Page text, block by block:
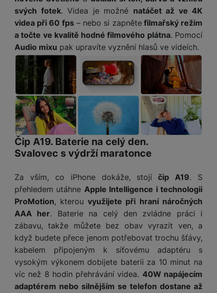
Tyto cookies nám umožňují měření výkonu našeho webu i
našich reklamních kampaní. Jejich pomocí určujeme počet
návštěv a zdroje návštěv našich internetových stránek. Data
získaná pomocí těchto cookies zpracováváme souhrnně a
anonymně, takže nejsme schopni identifikovat konkrétní
uživatele našeho webu.
Marketingové
Marketingové -abychom vás neobtěžovali nevhodnou
reklamou.
Povoleno
Marketingové cookies používáme my nebo naši partneři,
abychom vám mohli zobrazit vhodné obsahy nebo reklamy jak
na našich stránkách, tak na stránkách třetích stran.
n
st
ví
v
a
v
a
č
ů
m
v
l
d
a
H
e
r
n
í
sl
u
h
á
a
H
e
r
n
í
v
i
z
e
D
á
l
k
o
v
é
o
l
a
a
č
D
r
ž
o
w
e
r
b
a
n
z
d
r
á
t
o
P
a
m
ě
ť
k
a
svých fotek. Videa je možné natáčet až ve 4K
videa při 60 fps– nebo si zapnětefilmařský režim
a točte ve kvalitě hodné filmového plátna. Pomocí
Audio mixu pak upravíte vyznění hlasů ve videích.
Čip A19. Baterie na celý den.
Svalovec s výdrží maratonce
Za vším, co iPhone dokáže, stojí čip A19. S
přehledem utáhne Apple Intelligence i technologii
ProMotion, kterou využijete při hraní náročných
AAA her. Baterie na celý den zvládne práci i
zábavu, takže můžete bez obav vyrazit ven, a
když budete přece jenom potřebovat trochu šťávy,
kabelem připojeným k síťovému adaptéru s
vysokým výkonem dobijete baterii za 10 minut na
víc než 8 hodin přehrávání videa. 40W napájecím
adaptérem nebo silnějším se telefon dostane až